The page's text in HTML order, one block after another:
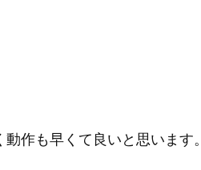
作も早くて良いと思います。